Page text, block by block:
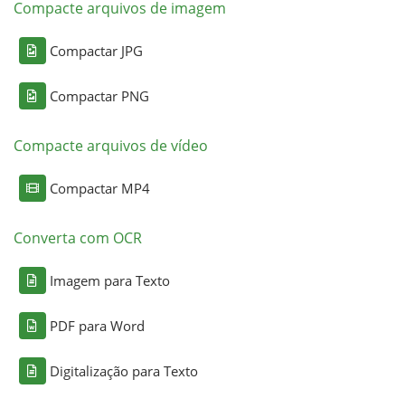
Compacte arquivos de imagem
Compactar JPG
Compactar PNG
Compacte arquivos de vídeo
Compactar MP4
Converta com OCR
Imagem para Texto
PDF para Word
Digitalização para Texto